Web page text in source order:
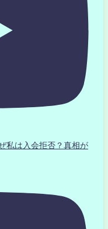
は入会拒否？真相が